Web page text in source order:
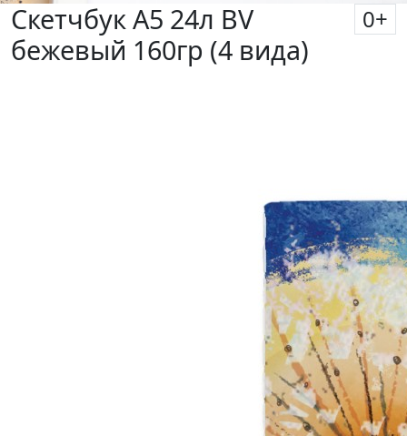
Скетчбук А5 24л BV
бежевый 160гр (4 вида)
0+